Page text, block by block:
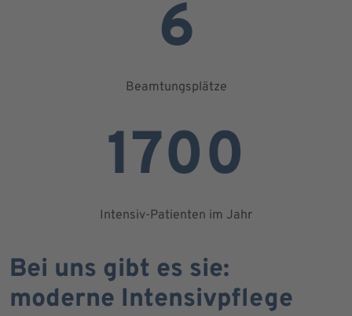
6
Beamtungsplätze
1700
Intensiv-Patienten im Jahr
Bei uns gibt es sie:
moderne Intensivpflege